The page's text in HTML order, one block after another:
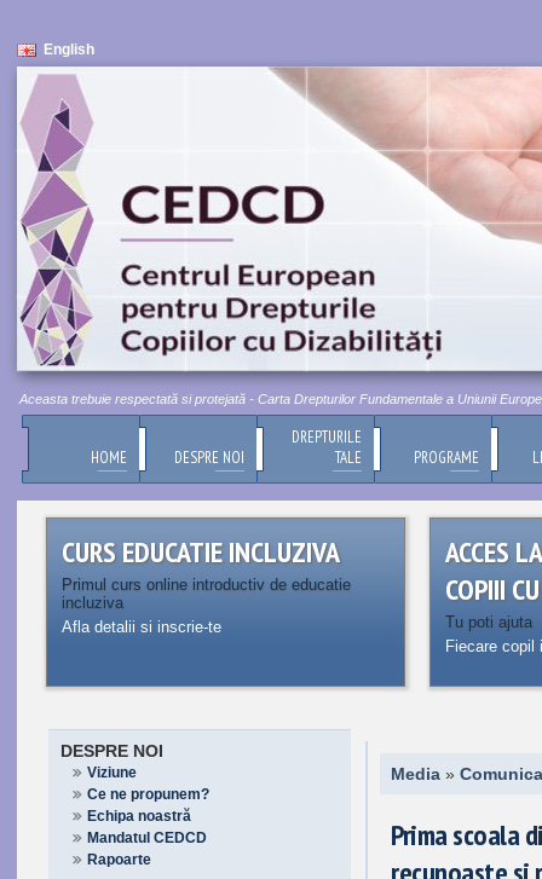
English
trebuie respectată si protejată - Carta Drepturilor Fundamentale a Uniunii
HOME DESPRE NOI
DREPTURILE
TALE
PROGRAME
CURS EDUCATIE INCLUZIVA
Primul curs online introductiv de educatie
incluziva
Afla detalii si inscrie-te
ACCES
COPIII
Tu poti ajuta
Fiecare
DESPRE NOI
Viziune
Ce ne propunem?
Echipa noastră
Mandatul CEDCD
Rapoarte
Media »
Prima scoala